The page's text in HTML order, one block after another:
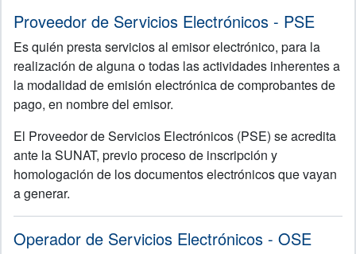
Proveedor de Servicios Electrónicos - PSE
Es quién presta servicios al emisor electrónico, para la
realización de alguna o todas las actividades inherentes a
la modalidad de emisión electrónica de comprobantes de
pago, en nombre del emisor.
El Proveedor de Servicios Electrónicos (PSE) se acredita
ante la SUNAT, previo proceso de inscripción y
homologación de los documentos electrónicos que vayan
a generar.
Operador de Servicios Electrónicos - OSE